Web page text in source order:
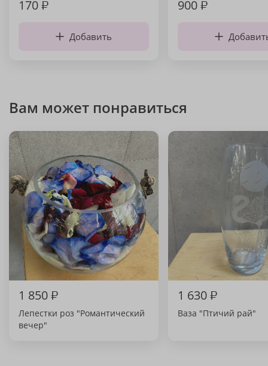
170₽
Добавить
900₽
Вам может понравиться
1 850₽
Лепестки роз "Романтический
вечер"
1 630₽
Ваза "Птичий рай"